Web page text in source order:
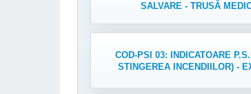
SALVARE - TRUSĂ
COD-PSI 03: INDICATOARE
STINGEREA INCENDIILOR) -